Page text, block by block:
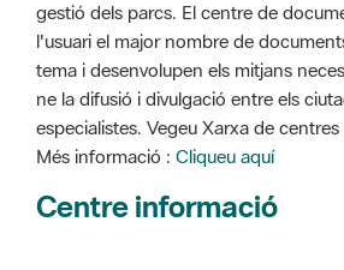
gestió dels parcs. El centre de
l'usuari el major nombre de
tema i desenvolupen els mitjans
ne la difusió i divulgació entre els
especialistes. Vegeu Xarxa de
Més informació : Cliqueu aquí
Centre informació